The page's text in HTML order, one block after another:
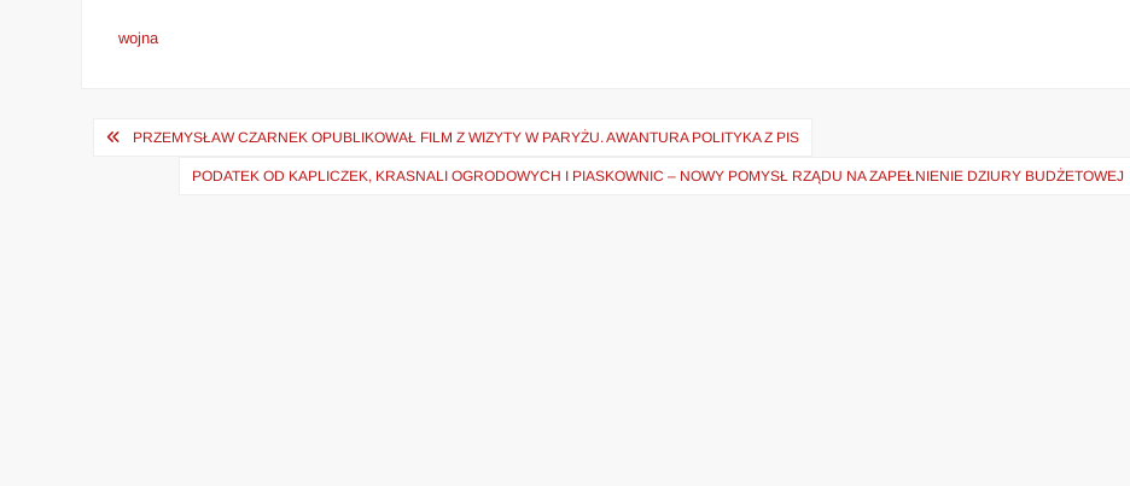
wojna
Nawigacja
PRZEMYSŁAW CZARNEK OPUBLIKOWAŁ FILM Z WIZYTY W PARYŻU. AWANTURA POLITYKA Z PIS
PODATEK OD KAPLICZEK, KRASNALI OGRODOWYCH I PIASKOWNIC – NOWY POMYSŁ RZĄDU NA ZAPEŁNIENIE DZIURY BUDŻETOWEJ